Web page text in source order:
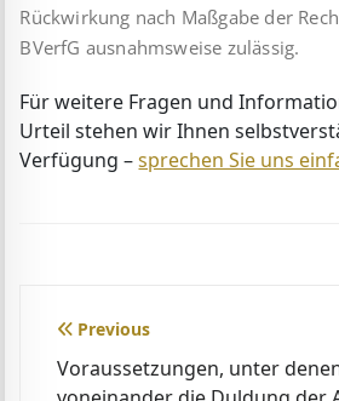
Rückwirkung nach Maßgabe der
BVerfG ausnahmsweise zulässig.
Für weitere Fragen und
Urteil stehen wir Ihnen
Verfügung –sprechen Sie uns
Beitragsnavigation
Previous
Voraussetzungen, unter